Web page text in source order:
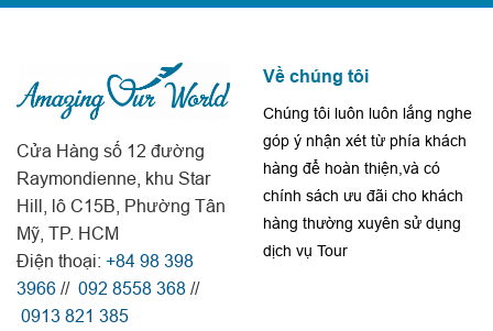
Cửa Hàng số 12 đường
Raymondienne, khu Star
Hill, lô C15B, Phường Tân
Mỹ, TP. HCM
Điện thoại: +84 98 398
3966 // 092 8558 368 //
0913 821 385
Về chúng tôi
Chúng tôi luôn luôn lắng nghe
góp ý nhận xét từ phía khách
hàng để hoàn thiện,và có
chính sách ưu đãi cho khách
hàng thường xuyên sử dụng
dịch vụ Tour